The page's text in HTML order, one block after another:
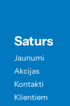
Saturs
Jaunumi
Akcijas
Kontakti
Klientiem